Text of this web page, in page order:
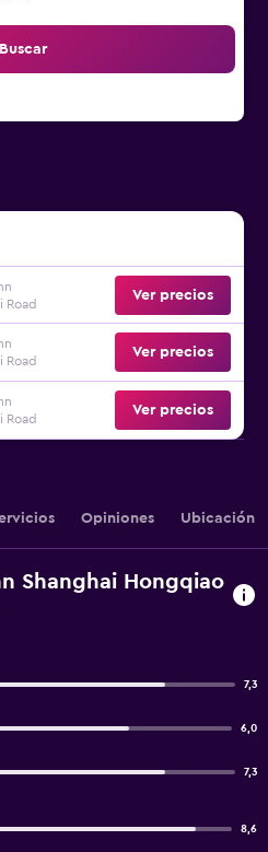
Buscar
Road
Ver precios
Road
Ver precios
Road
Ver precios
Opiniones Ubicación
Shanghai Hongqiao
7,3
6,0
7,3
8,6